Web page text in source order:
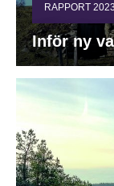
RAPPORT
Inför ny